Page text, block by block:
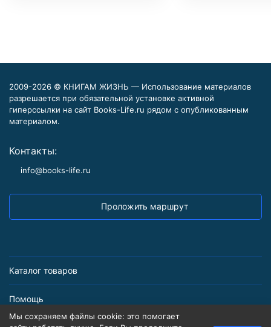
2009-2026 © КНИГАМ ЖИЗНЬ — Использование материалов
разрешается при обязательной установке активной
гиперссылки на сайт Books-Life.ru рядом с опубликованным
материалом.
Контакты:
info@books-life.ru
Проложить маршрут
Каталог товаров
Помощь
Мы сохраняем файлы cookie: это помогает